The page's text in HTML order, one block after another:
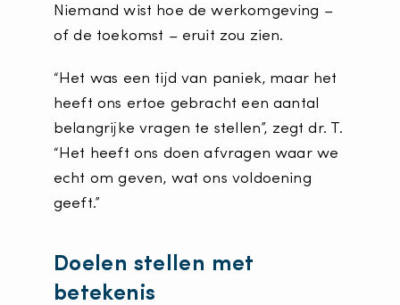
Niemand wist hoe de werkomgeving –
of de toekomst – eruit zou zien.
“Het was een tijd van paniek, maar het
heeft ons ertoe gebracht een aantal
belangrijke vragen te stellen”, zegt dr. T.
“Het heeft ons doen afvragen waar we
echt om geven, wat ons voldoening
geeft.”
Doelen stellen met
betekenis